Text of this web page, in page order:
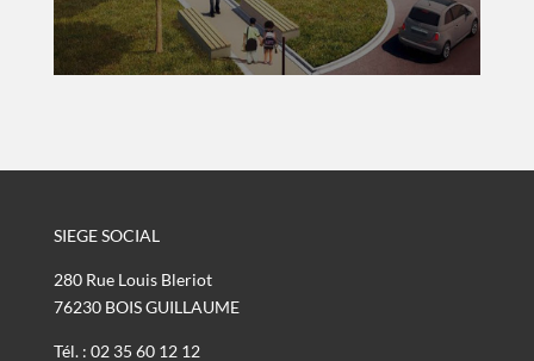
SIEGE SOCIAL
280 Rue Louis Bleriot
76230 BOIS GUILLAUME
Tél. : 02 35 60 12 12